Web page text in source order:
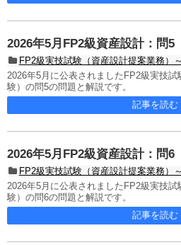
2026年5月FP2級資産設計：問5
FP2級実技試験（資産設計提案業務）
2026年5月に公表されましたFP2級実技
験）の問5の問題と解説です。
記事を読む
2026年5月FP2級資産設計：問6
FP2級実技試験（資産設計提案業務）
2026年5月に公表されましたFP2級実技
験）の問6の問題と解説です。
記事を読む